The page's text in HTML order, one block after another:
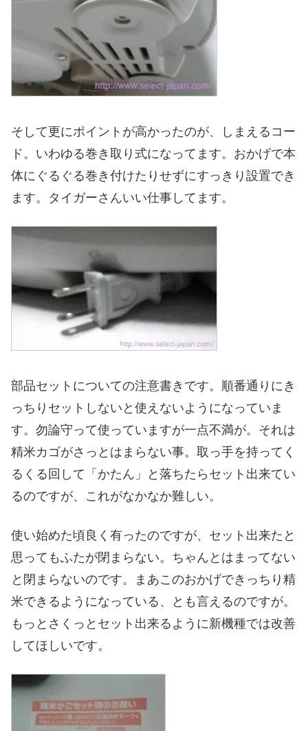
そして更にポイントが高かったのが、しまえるコー
ド。いわゆる巻き取り式になってます。おかげで本
体にぐるぐる巻き付けたりせずにすっきり設置でき
ます。タイガーさんいい仕事してます。
部品セットについての注意書きです。順番通りにき
っちりセットしないと使えないようになっていま
す。勿論守って使っていますが一点不満が。それは
精米カゴがさっとはまらない事。取っ手を持ってく
るくる回して「かたん」と落ちたらセット出来てい
るのですが、これがなかなか難しい。
使い始めた頃良く有ったのですが、セット出来たと
思ってもふたが閉まらない。ちゃんとはまってない
と閉まらないのです。まあこのおかげできっちり精
米できるようになっている、とも言えるのですが。
もっとさくっとセット出来るように新機種では改善
してほしいです。